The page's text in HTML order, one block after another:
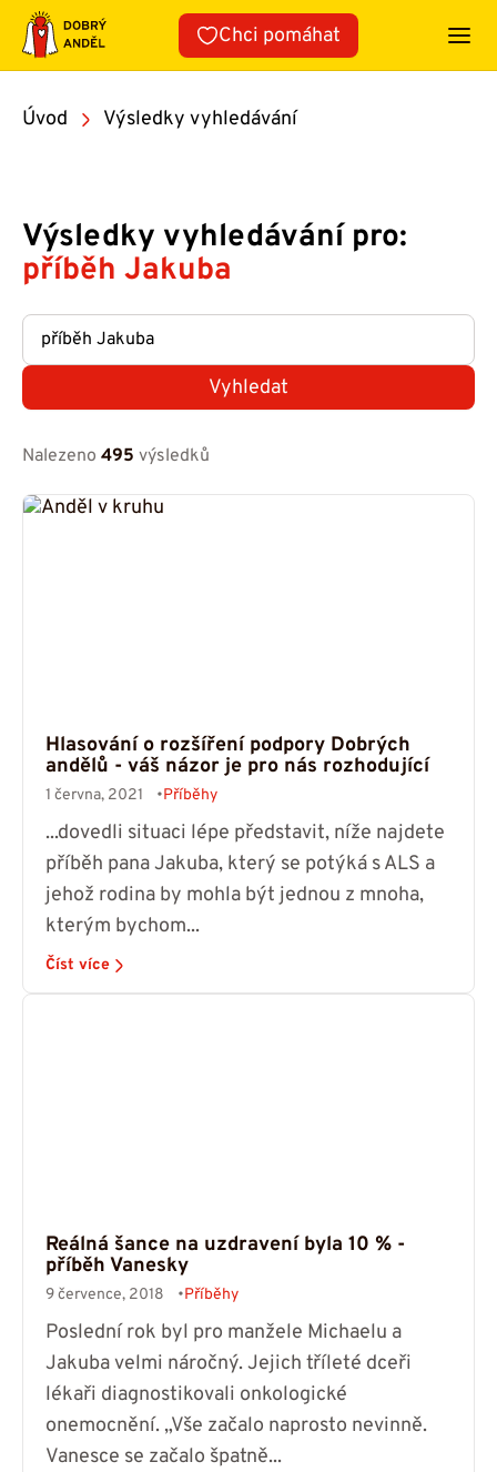
Přeskočit
obsah
Chci pomáhat
Úvod Výsledky vyhledávání
Výsledky vyhledávání pro:
příběh Jakuba
Vyhledat
Nalezeno 495 výsledků
Hlasování o rozšíření podpory Dobrých
andělů - váš názor je pro nás rozhodující
1 června, 2021 Příběhy
...dovedli situaci lépe představit, níže najdete
příběh pana Jakuba, který se potýká s ALS a
jehož rodina by mohla být jednou z mnoha,
kterým bychom...
Číst více
Reálná šance na uzdravení byla 10 % -
příběh Vanesky
9 července, 2018 Příběhy
Poslední rok byl pro manžele Michaelu a
Jakuba velmi náročný. Jejich tříleté dceři
lékaři diagnostikovali onkologické
onemocnění. „Vše začalo naprosto nevinně.
Vanesce se začalo špatně...